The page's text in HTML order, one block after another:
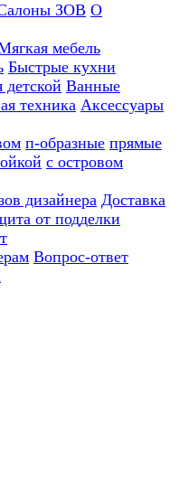
ЗОВ О
мебель
Быстрые кухни
Ванные
техника Аксессуары
п-образные прямые
с островом
дизайнера Доставка
от подделки
Вопрос-ответ